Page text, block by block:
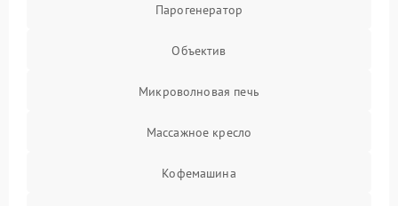
Парогенератор
Объектив
Микроволновая печь
Массажное кресло
Кофемашина